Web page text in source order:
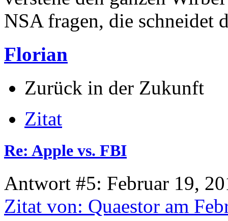
NSA fragen, die schneidet
Florian
Zurück in der Zukunft
Zitat
Re: Apple vs. FBI
Antwort #5: Februar 19,
Zitat von: Quaestor am